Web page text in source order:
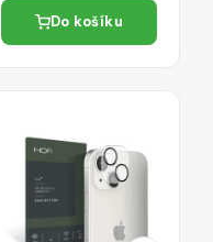
Do košíku